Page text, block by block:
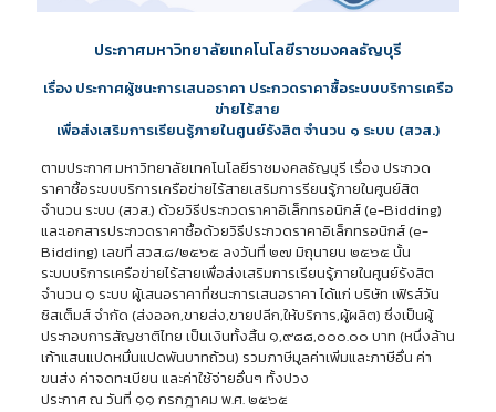
ประกาศมหาวิทยาลัยเทคโนโลยีราชมงคลธัญบุรี
เรื่อง ประกาศผู้ชนะการเสนอราคา ประกวดราคาซื้อระบบบริการเครือ
ข่ายไร้สาย
เพื่อส่งเสริมการเรียนรู้ภายในศูนย์รังสิต จำนวน ๑ ระบบ (สวส.)
ตามประกาศ มหาวิทยาลัยเทคโนโลยีราชมงคลธัญบุรี เรื่อง ประกวด
ราคาซื้อระบบบริการเครือข่ายไร้สายเสริมการรียนรู้ภายในศูนย์สิต
จำนวน ระบบ (สวส.) ด้วยวิธีประกวดราคาอิเล็กทรอนิกส์ (e-Bidding)
และเอกสารประกวดราคาซื้อด้วยวิธีประกวดราคาอิเล็กทรอนิกส์ (e-
Bidding) เลขที่ สวส.๘/๒๕๖๕ ลงวันที่ ๒๗ มิถุนายน ๒๕๖๕ นั้น
ระบบบริการเครือข่ายไร้สายเพื่อส่งเสริมการเรียนรู้ภายในศูนย์รังสิต
จำนวน ๑ ระบบ ผู้เสนอราคาที่ชนะการเสนอราคา ได้แก่ บริษัท เฟิรส์วัน
ซิสเต็มส์ จำกัด (ส่งออก,ขายส่ง,ขายปลีก,ให้บริการ,ผู้ผลิต) ซึ่งเป็นผู้
ประกอบการสัญชาติไทย เป็นเงินทั้งสิ้น ๑,๙๘๘,๐๐๐.๐๐ บาท (หนึ่งล้าน
เก้าแสนแปดหมื่นแปดพันบาทถ้วน) รวมภาษีมูลค่าเพิ่มและภาษีอื่น ค่า
ขนส่ง ค่าจดทะเบียน และค่าใช้จ่ายอื่นๆ ทั้งปวง
ประกาศ ณ วันที่ ๑๑ กรกฎาคม พ.ศ. ๒๕๖๕